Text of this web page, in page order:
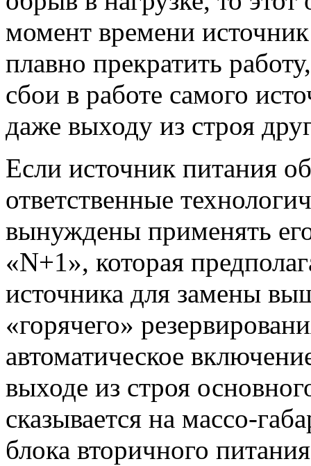
момент времени
плавно прекратить
сбои в работе самого
даже выходу из строя
Если источник питания
ответственные
вынуждены применять
«N+1», которая
источника для замены
«горячего»
автоматическое
выходе из строя
сказывается на массо-
блока вторичного